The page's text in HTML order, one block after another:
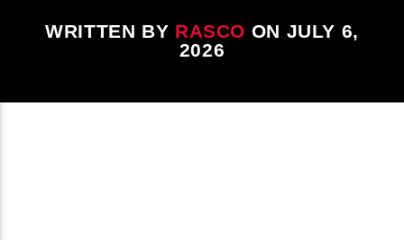
CURRENT TRACK
WRITTEN BY RASCO ON JULY 6,
2026